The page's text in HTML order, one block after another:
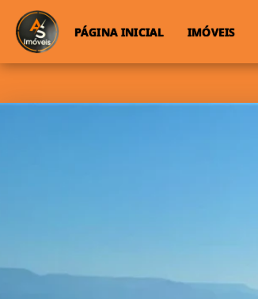
PÁGINA INICIAL IMÓVEIS